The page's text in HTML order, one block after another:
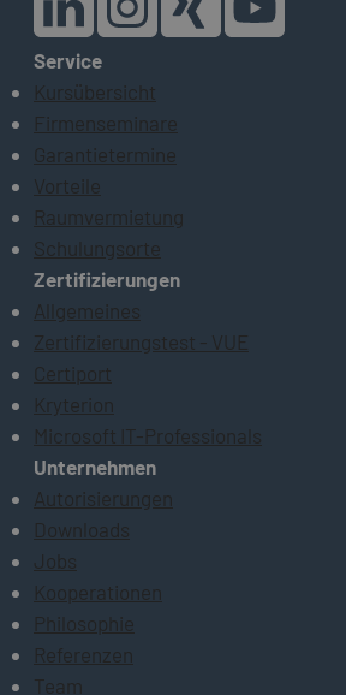
Service
Kursübersicht
Firmenseminare
Garantietermine
Vorteile
Raumvermietung
Schulungsorte
Zertifizierungen
Allgemeines
Zertifizierungstest - VUE
Certiport
Kryterion
Microsoft IT-Professionals
Unternehmen
Autorisierungen
Downloads
Jobs
Kooperationen
Philosophie
Referenzen
Team